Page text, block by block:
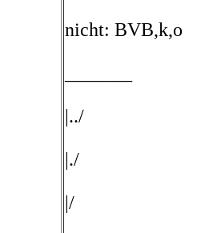
nicht: BVB,k,o
|../
|./
|/